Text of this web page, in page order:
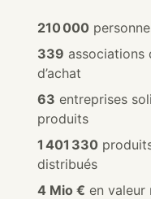
210 000
339 associations
d’achat
63 entreprises
produits
1 401 330
distribués
4 Mio € en valeur